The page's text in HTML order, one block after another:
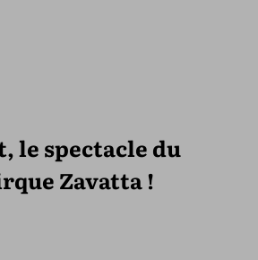
le spectacle du
Zavatta !